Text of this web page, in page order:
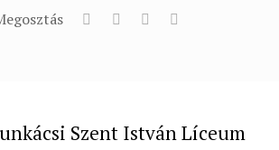
Szent István Líceum